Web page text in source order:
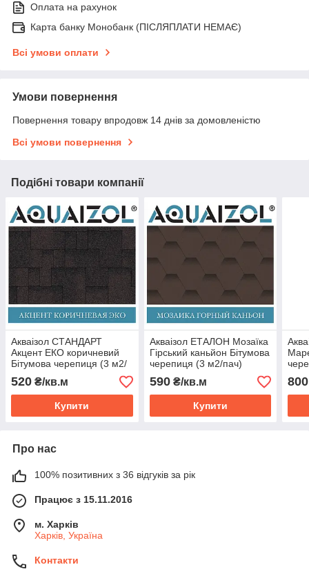
Оплата на рахунок
Карта банку Монобанк (ПІСЛЯПЛАТИ НЕМАЄ)
Всі умови оплати
Умови повернення
Повернення товару впродовж 14 днів за домовленістю
Всі умови повернення
Подібні товари компанії
Акваізол СТАНДАРТ
Акцент ЕКО коричневий
Бітумова черепиця (3 м2/
пач) (тільки Харків)
520 ₴/кв.м
Купити
Акваізол ЕТАЛОН Мозаїка
Гірський каньйон Бітумова
черепиця (3 м2/пач)
(тільки Харків)
590₴/кв.м
Купити
800
Про нас
100% позитивних з 36 відгуків за рік
Працює з 15.11.2016
м. Харків
Харків, Україна
Контакти